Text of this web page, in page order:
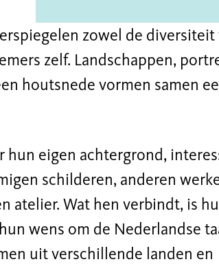
zowel de diversiteit
zelf. Landschappen,
houtsnede vormen samen
hun eigen achtergrond,
schilderen, anderen
atelier. Wat hen verbindt, is
wens om de Nederlandse
uit verschillende landen en